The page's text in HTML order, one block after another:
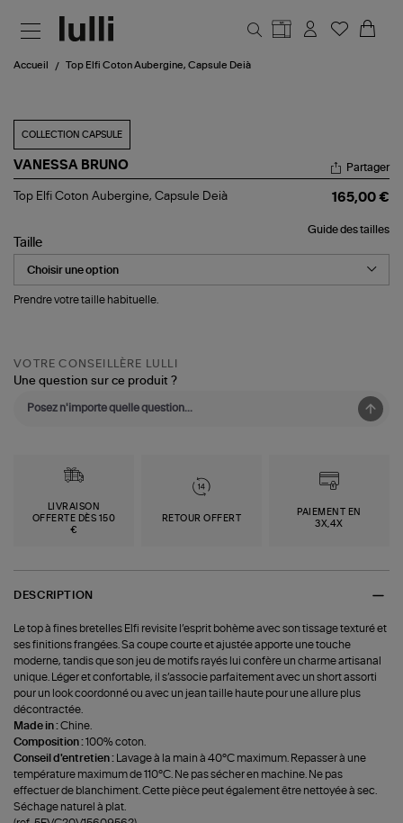
Accueil Top Elfi Coton Aubergine, Capsule Deià
COLLECTION CAPSULE
VANESSA BRUNO
Top
Aubergine,
Capsule
Deià
Partager
Top Elfi Coton Aubergine, Capsule Deià 165,00 €
Guide des tailles
Taille
Prendre votre taille habituelle.
VOTRE CONSEILLÈRE LULLI
Une question sur ce produit ?
LIVRAISON
OFFERTE DÈS 150
€
RETOUR OFFERT
PAIEMENT EN
3X,4X
DESCRIPTION
Le top à fines bretelles Elfi revisite l’esprit bohème avec son tissage texturé et
ses finitions frangées. Sa coupe courte et ajustée apporte une touche
moderne, tandis que son jeu de motifs rayés lui confère un charme artisanal
unique. Léger et confortable, il s’associe parfaitement avec un short assorti
pour un look coordonné ou avec un jean taille haute pour une allure plus
décontractée.
Made in :Chine.
Composition :100% coton.
Conseil d'entretien :
Lavage à la main à 40°C maximum. Repasser à une
température maximum de 110°C. Ne pas sécher en machine. Ne pas
effectuer de blanchiment. Cette pièce peut également être nettoyée à sec.
Séchage naturel à plat.